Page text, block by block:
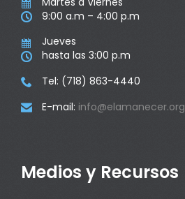
 9:00 a.m – 4:00 p.m
 Jueves
 hasta las 3:00 p.m
 Tel: (718) 863-4440
 E-mail: info@elamanecer.org
Medios y Recursos